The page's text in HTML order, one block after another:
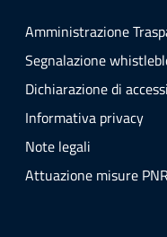
Amministrazione
Segnalazione
Dichiarazione di
Informativa privacy
Note legali
Attuazione misure